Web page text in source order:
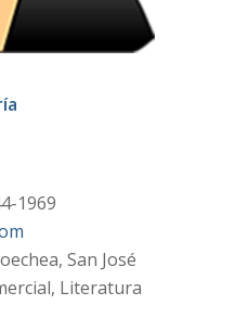
1969
San José
Literatura